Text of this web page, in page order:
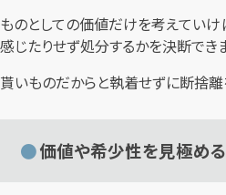
ものとしての価値だけを考えていけ
感じたりせず処分するかを決断でき
貰いものだからと執着せずに断捨離
価値や希少性を見極める